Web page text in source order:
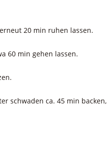
20 min ruhen lassen.
60 min gehen lassen.
schwaden ca. 45 min backen,